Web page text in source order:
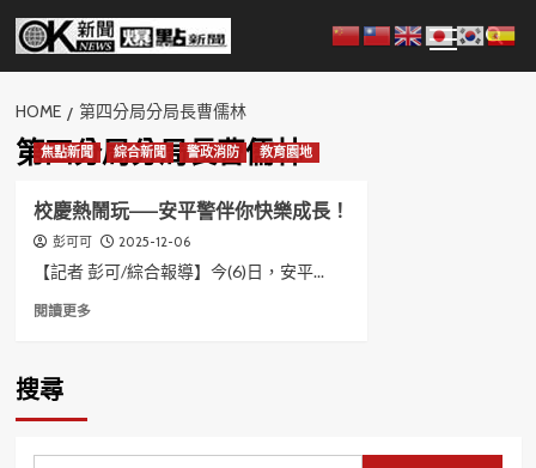
Skip
content
Menu
HOME 第四分局分局長曹儒林
第四分局分局長曹儒林
焦點新聞 綜合新聞 警政消防 教育園地
校慶熱鬧玩——安平警伴你快樂成長！
彭可可 2025-12-06
【記者 彭可/綜合報導】今(6)日，安平...
閱讀更多Read
搜尋